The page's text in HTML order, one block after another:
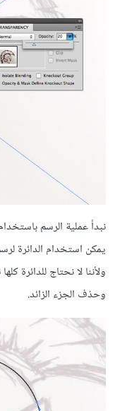
نبدأ عملية الرسم
يمكن استخدام الدائرة
وحذف الجزء الزائد.